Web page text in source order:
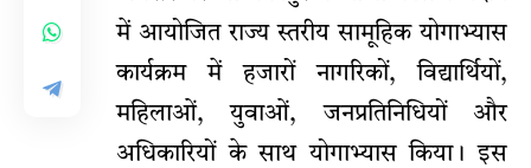
में आयोजित राज्य स्तरीय सामूहिक योगाभ्यास
कार्यक्रम में हजारों नागरिकों, विद्यार्थियों,
महिलाओं, युवाओं, जनप्रतिनिधियों और
अधिकारियों के साथ योगाभ्यास किया। इस